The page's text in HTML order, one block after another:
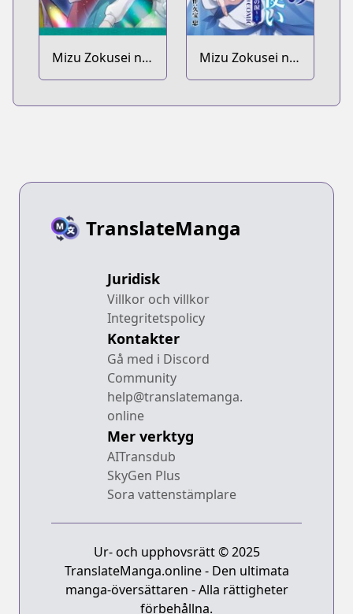
Mizu Zokusei no
Mahoutsukai Dai
Mizu Zokusei no
Mahoutsukai
TranslateManga
Juridisk
Villkor och villkor
Integritetspolicy
Kontakter
Gå med i Discord
Community
help@translatemanga.
online
Mer verktyg
AITransdub
SkyGen Plus
Sora vattenstämplare
Ur- och upphovsrätt © 2025
TranslateManga.online - Den ultimata
manga-översättaren - Alla rättigheter
förbehållna.